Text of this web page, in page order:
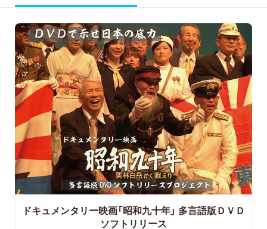
ドキュメンタリー映画「昭和九十年」 多言語版ＤＶＤ
ソフトリリース